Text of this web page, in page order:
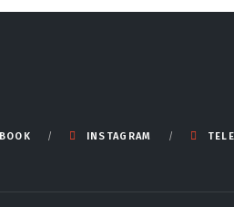
INSTAGRAM